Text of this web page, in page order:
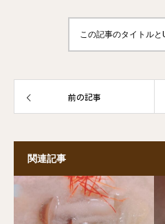
この記事のタイトル
前の記事
関連記事